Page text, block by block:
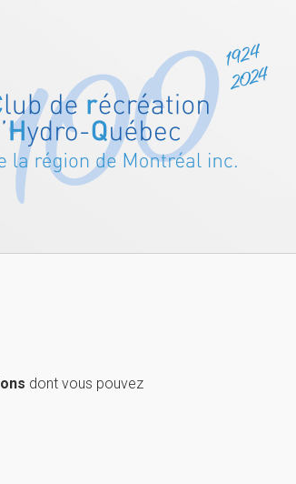
dont vous pouvez